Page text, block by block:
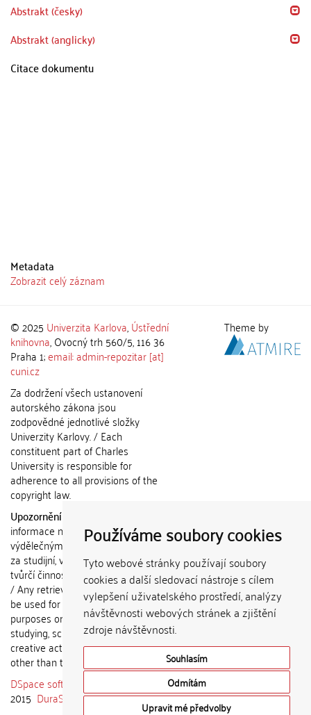
Používáme soubory cookies
Tyto webové stránky používají soubory
cookies a další sledovací nástroje s cílem
vylepšení uživatelského prostředí, analýzy
návštěvnosti webových stránek a zjištění
zdroje návštěvnosti.
Souhlasím
Odmítám
Upravit mé předvolby
Abstrakt (česky)
Abstrakt (anglicky)
Citace dokumentu
Metadata
Zobrazit celý záznam
© 2025 Univerzita Karlova,Ústřední
knihovna, Ovocný trh 560/5, 116 36
Praha 1;email: admin-repozitar [at]
cuni.cz
Za dodržení všech ustanovení
autorského zákona jsou
zodpovědné jednotlivé složky
Univerzity Karlovy. / Each
constituent part of Charles
University is responsible for
adherence to all provisions of the
copyright law.
Upozornění / Notice:
informace nemohou být použity k
výdělečným účelům nebo vydávány
za studijní, vědeckou nebo jinou
tvůrčí činnost jiné osoby než autora.
/ Any retrieved information shall not
be used for any commercial
purposes or claimed as results of
studying, scientific or any other
creative activities of any person
other than the author.
DSpace software
copyright © 2002-
2015 DuraSpace
Theme by